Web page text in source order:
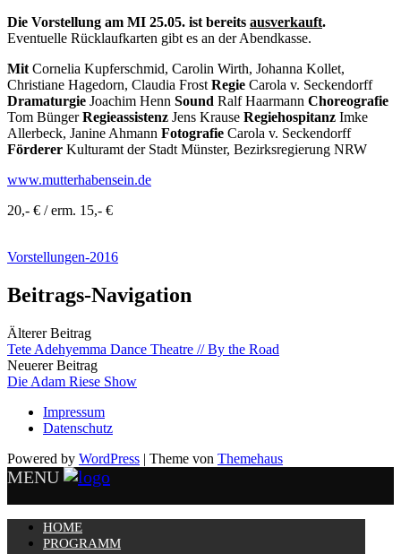
Die Vorstellung am MI 25.05. ist bereits ausverkauft.
Eventuelle Rücklaufkarten gibt es an der Abendkasse.
Mit Cornelia Kupferschmid, Carolin Wirth, Johanna Kollet,
Christiane Hagedorn, Claudia Frost Regie Carola v. Seckendorff
Dramaturgie Joachim Henn Sound Ralf Haarmann Choreografie
Tom BüngerRegieassistenz Jens Krause Regiehospitanz Imke
Allerbeck, Janine Ahmann Fotografie Carola v. Seckendorff
Förderer Kulturamt der Stadt Münster, Bezirksregierung NRW
www.mutterhabensein.de
20,- € / erm. 15,- €
Vorstellungen-2016
Beitrags-Navigation
Älterer Beitrag
Tete Adehyemma Dance Theatre // By the Road
Neuerer Beitrag
Die Adam Riese Show
Impressum
Datenschutz
Powered by WordPress | Theme von Themehaus
MENU
HOME
PROGRAMM